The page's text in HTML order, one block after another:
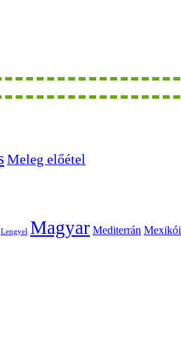
Meleg előétel
Lengyel Magyar Mediterrán Mexikói